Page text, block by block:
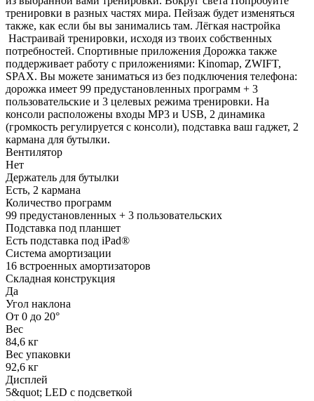
тренировки в разных частях мира. Пейзаж будет изменяться
также, как если бы вы занимались там. Лёгкая настройка
Настраивай тренировки, исходя из твоих собственных
потребностей. Спортивные приложения Дорожка также
поддерживает работу с приложениями: Kinomap, ZWIFT,
SPAX. Вы можете заниматься из без подключения телефона:
дорожка имеет 99 предустановленных программ + 3
пользовательские и 3 целевых режима тренировки. На
консоли расположены входы MP3 и USB, 2 динамика
(громкость регулируется с консоли), подставка ваш гаджет, 2
кармана для бутылки.
Вентилятор
Нет
Держатель для бутылки
Есть, 2 кармана
Количество программ
99 предустановленных + 3 пользовательских
Подставка под планшет
Есть подставка под iPad®
Система амортизации
16 встроенных амортизаторов
Складная конструкция
Да
Угол наклона
От 0 до 20°
Вес
84,6 кг
Вес упаковки
92,6 кг
Дисплей
5&quot; LED с подсветкой